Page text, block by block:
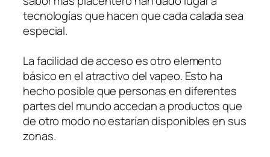
tecnologías que hacen que cada calada sea
especial.
La facilidad de acceso es otro elemento
básico en el atractivo del vapeo. Esto ha
hecho posible que personas en diferentes
partes del mundo accedan a productos que
de otro modo no estarían disponibles en sus
zonas.